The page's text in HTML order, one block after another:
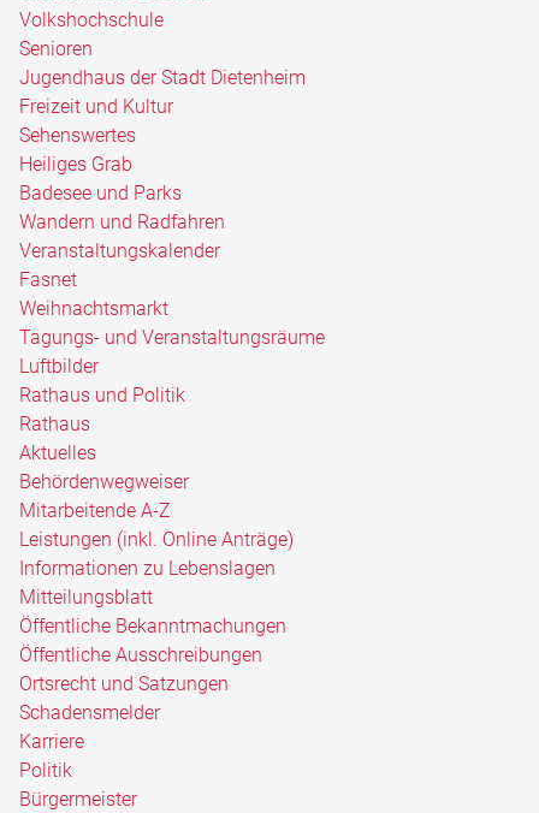
Volkshochschule
Senioren
Jugendhaus der Stadt Dietenheim
Freizeit und Kultur
Sehenswertes
Heiliges Grab
Badesee und Parks
Wandern und Radfahren
Veranstaltungskalender
Fasnet
Weihnachtsmarkt
Tagungs- und Veranstaltungsräume
Luftbilder
Rathaus und Politik
Rathaus
Aktuelles
Behördenwegweiser
Mitarbeitende A-Z
Leistungen (inkl. Online Anträge)
Informationen zu Lebenslagen
Mitteilungsblatt
Öffentliche Bekanntmachungen
Öffentliche Ausschreibungen
Ortsrecht und Satzungen
Schadensmelder
Karriere
Politik
Bürgermeister